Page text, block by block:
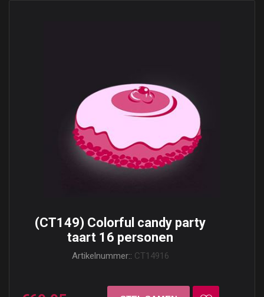
(CT149) Colorful candy party
taart 16 personen
Artikelnummer:: CT14916